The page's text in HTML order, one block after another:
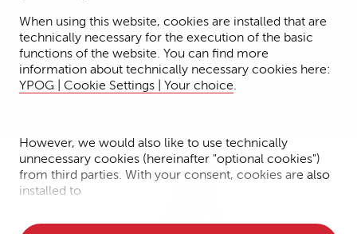
When using this website, cookies are installed that are
technically necessary for the execution of the basic
functions of the website. You can find more
information about technically necessary cookies here:
YPOG | Cookie Settings | Your choice.
However, we would also like to use technically
unnecessary cookies (hereinafter "optional cookies")
from third parties. With your consent, cookies are also
installed to
Luisa Geserich
Köln